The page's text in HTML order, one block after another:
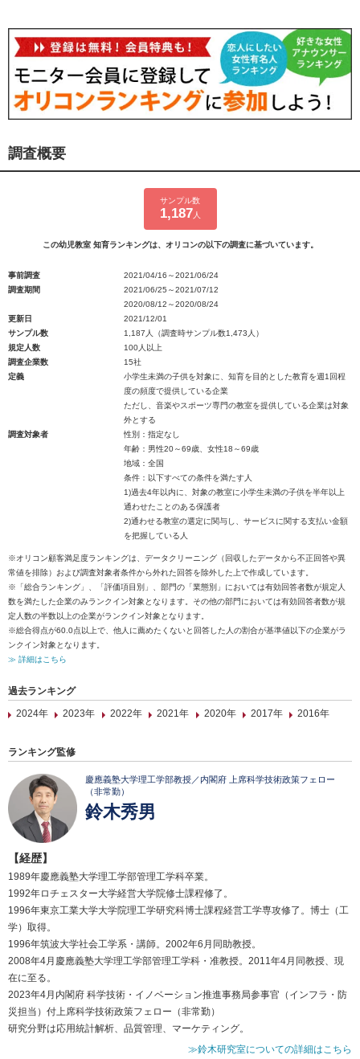
調査概要
サンプル数
1,187 人
この幼児教室 知育ランキングは、オリコンの以下の調査に基づいています。
事前調査
2021/04/16～2021/06/24
調査期間
2021/06/25～2021/07/12
2020/08/12～2020/08/24
更新日
2021/12/01
サンプル数
1,187人（調査時サンプル数1,473人）
規定人数
100人以上
調査企業数
15社
定義
小学生未満の子供を対象に、知育を目的とした教育を週1回程
度の頻度で提供している企業
ただし、音楽やスポーツ専門の教室を提供している企業は対象
外とする
調査対象者
性別：指定なし
年齢：男性20～69歳、女性18～69歳
地域：全国
条件：以下すべての条件を満たす人
1)過去4年以内に、対象の教室に小学生未満の子供を半年以上
通わせたことのある保護者
2)通わせる教室の選定に関与し、サービスに関する支払い金額
を把握している人
※オリコン顧客満足度ランキングは、データクリーニング（回収したデータから不正回答や異
常値を排除）および調査対象者条件から外れた回答を除外した上で作成しています。
※「総合ランキング」、「評価項目別」、部門の「業態別」においては有効回答者数が規定人
数を満たした企業のみランクイン対象となります。その他の部門においては有効回答者数が規
定人数の半数以上の企業がランクイン対象となります。
※総合得点が60.0点以上で、他人に薦めたくないと回答した人の割合が基準値以下の企業がラ
ンクイン対象となります。
≫ 詳細はこちら
過去ランキング
2024年
2023年 2022年 2021年 2020年 2017年 2016年
ランキング監修
慶應義塾大学理工学部教授／内閣府 上席科学技術政策フェロー
（非常勤）
鈴木秀男
【経歴】
1989年慶應義塾大学理工学部管理工学科卒業。
1992年ロチェスター大学経営大学院修士課程修了。
1996年東京工業大学大学院理工学研究科博士課程経営工学専攻修了。博士（工
学）取得。
1996年筑波大学社会工学系・講師。2002年6月同助教授。
2008年4月慶應義塾大学理工学部管理工学科・准教授。2011年4月同教授、現
在に至る。
2023年4月内閣府 科学技術・イノベーション推進事務局参事官（インフラ・防
災担当）付上席科学技術政策フェロー（非常勤）
研究分野は応用統計解析、品質管理、マーケティング。
≫鈴木研究室についての詳細はこちら